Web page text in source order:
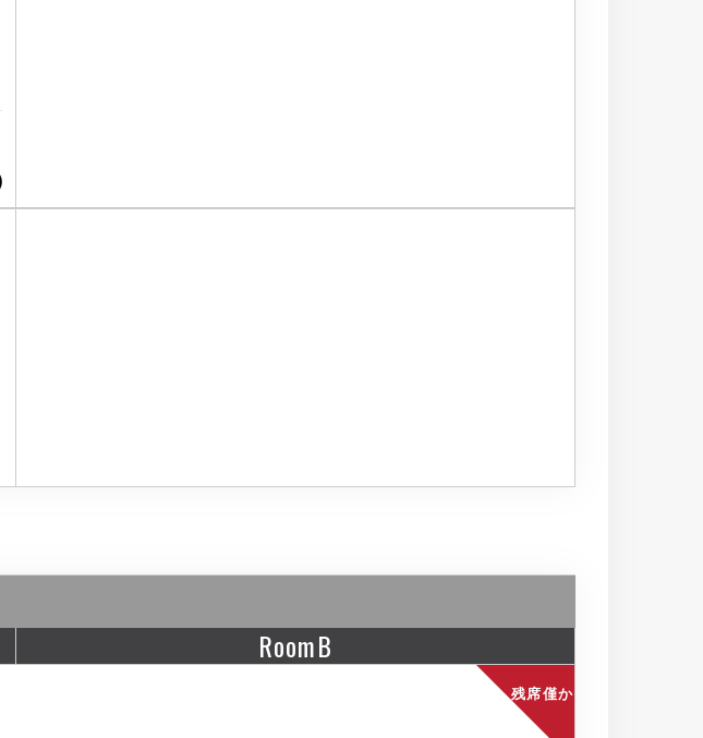
RoomB
残席僅か